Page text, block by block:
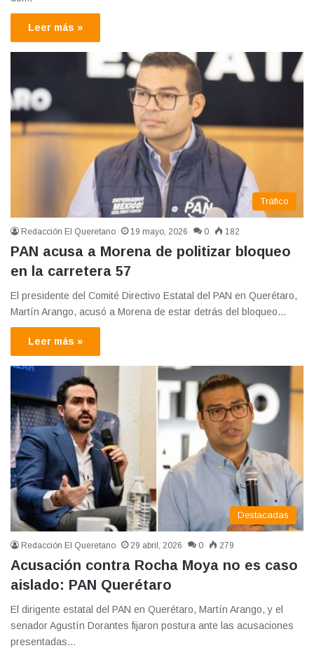
Leer más »
Tráfico
Redacción El Queretano 19 mayo, 2026 0 182
PAN acusa a Morena de politizar bloqueo
en la carretera 57
El presidente del Comité Directivo Estatal del PAN en Querétaro,
Martín Arango, acusó a Morena de estar detrás del bloqueo…
Leer más »
Destacadas
Redacción El Queretano 29 abril, 2026 0 279
Acusación contra Rocha Moya no es caso
aislado: PAN Querétaro
El dirigente estatal del PAN en Querétaro, Martín Arango, y el
senador Agustín Dorantes fijaron postura ante las acusaciones
presentadas…